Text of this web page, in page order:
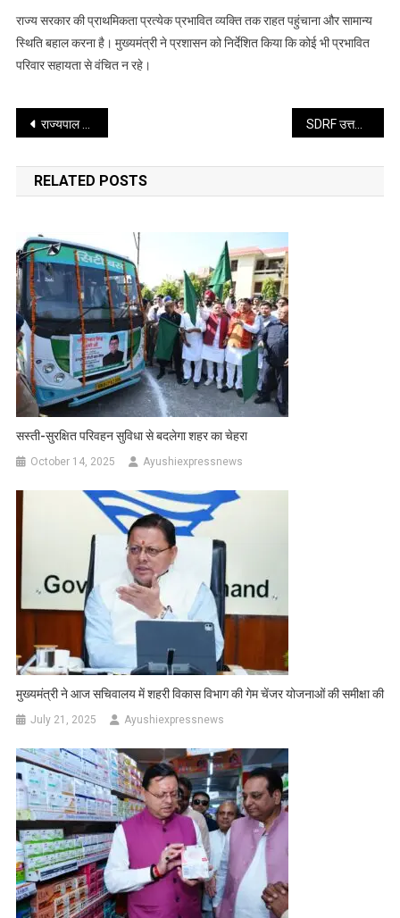
की
समीक्षा
राज्य सरकार की प्राथमिकता प्रत्येक प्रभावित व्यक्ति तक राहत पहुंचाना और सामान्य
स्थिति बहाल करना है। मुख्यमंत्री ने प्रशासन को निर्देशित किया कि कोई भी प्रभावित
परिवार सहायता से वंचित न रहे।
Post
navigation
राज्यपाल ने उत्तरकाशी आपदा के दृष्टिगत शासन, पुलिस, सेना एवं आईटीबीपी के वरिष्ठ अधिकारियों से राहत एवं बचाव कार्यों की अद्यतन जानकारी प्राप्त की SDRF उत्तराखण्ड द्वारा सभी एजेंसियों के साथ समन्वय कर संचालित हो रहा है रेस्क्यू ऑपरेशन
RELATED POSTS
सस्ती-सुरक्षित परिवहन सुविधा से बदलेगा शहर का चेहरा
October 14, 2025 Ayushiexpressnews
मुख्यमंत्री ने आज सचिवालय में शहरी विकास विभाग की गेम चेंजर योजनाओं की समीक्षा की
July 21, 2025 Ayushiexpressnews